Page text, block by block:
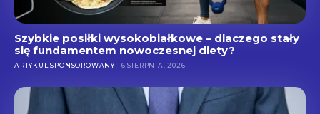
Szybkie posiłki wysokobiałkowe – dlaczego stały
się fundamentem nowoczesnej diety?
ARTYKUŁ SPONSOROWANY 6 SIERPNIA, 2026